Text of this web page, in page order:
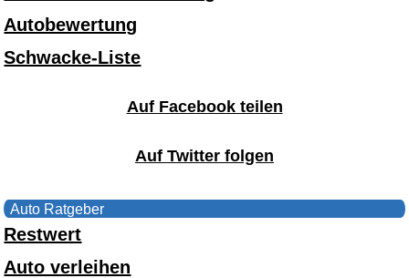
Autobewertung
Schwacke-Liste
Auf Facebook teilen
Auf Twitter folgen
Auto Ratgeber
Restwert
Auto verleihen